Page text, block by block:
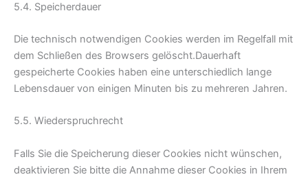
5.4. Speicherdauer
Die technisch notwendigen Cookies werden im Regelfall mit
dem Schließen des Browsers gelöscht.Dauerhaft
gespeicherte Cookies haben eine unterschiedlich lange
Lebensdauer von einigen Minuten bis zu mehreren Jahren.
5.5. Wiederspruchrecht
Falls Sie die Speicherung dieser Cookies nicht wünschen,
deaktivieren Sie bitte die Annahme dieser Cookies in Ihrem